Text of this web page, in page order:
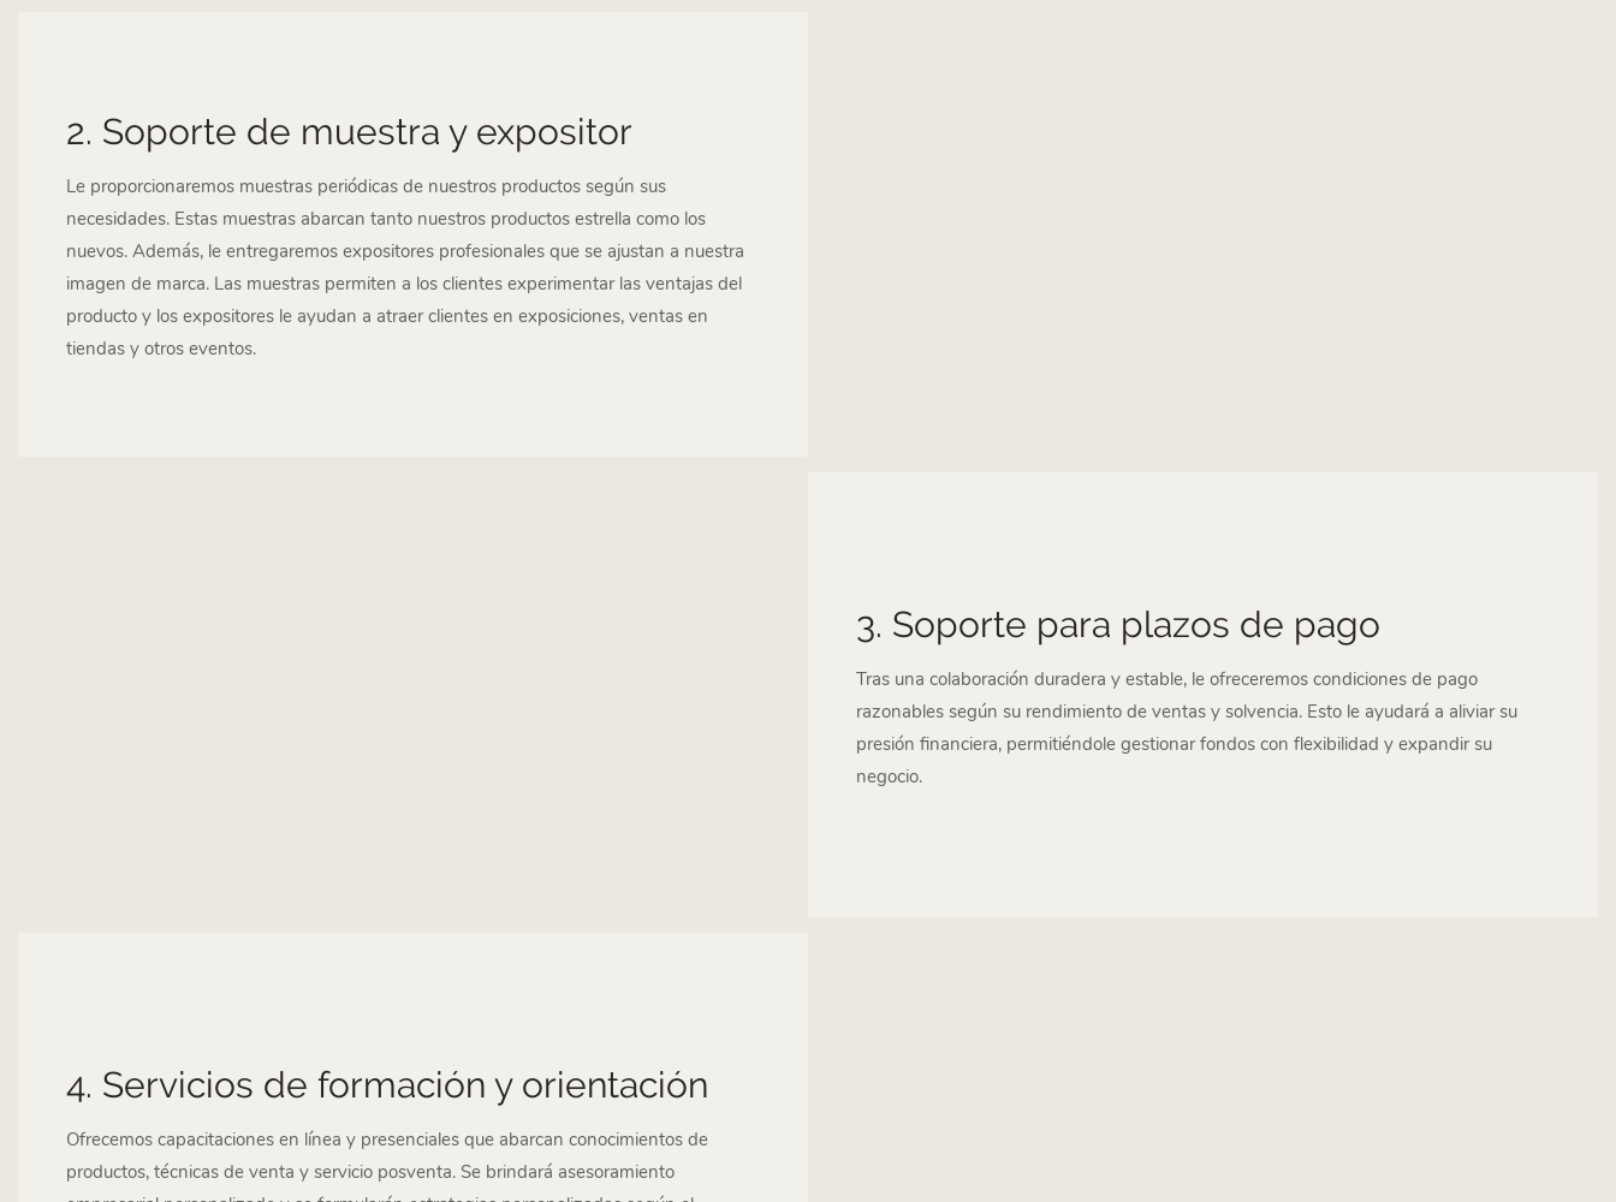
2. Soporte de muestra y expositor
Le proporcionaremos muestras periódicas de nuestros productos según sus
necesidades. Estas muestras abarcan tanto nuestros productos estrella como los
nuevos. Además, le entregaremos expositores profesionales que se ajustan a nuestra
imagen de marca. Las muestras permiten a los clientes experimentar las ventajas del
producto y los expositores le ayudan a atraer clientes en exposiciones, ventas en
tiendas y otros eventos.
3. Soporte para plazos de pago
Tras una colaboración duradera y estable, le ofreceremos condiciones de pago
razonables según su rendimiento de ventas y solvencia. Esto le ayudará a aliviar su
presión financiera, permitiéndole gestionar fondos con flexibilidad y expandir su
negocio.
4. Servicios de formación y orientación
Ofrecemos capacitaciones en línea y presenciales que abarcan conocimientos de
productos, técnicas de venta y servicio posventa. Se brindará asesoramiento